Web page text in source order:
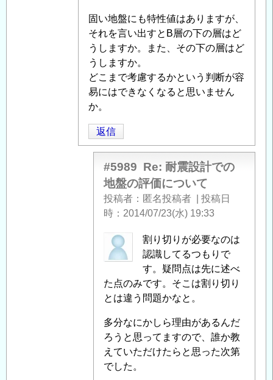
よ
る
「 Re:
耐
震
設
計
の
地
」
固い地盤にも特性値はありますが、
それを言い出すとB層の下の層はど
うしますか。また、その下の層はど
うしますか。
どこまで考慮するかという判断が容
易にはできなくなると思いません
か。
返信
#5989 Re: 耐震設計での
地盤の評価について
投稿者 匿名投稿者
投稿日
時
2014/07/23(水) 19:33
匿
名
稿
者
よ
る
「 Re:
耐
割り切りが必要なのは
認識してるつもりで
す。疑問点は先に述べ
た点のみです。そこは割り切り
とは違う問題かなと。
多分なにかしら理由があるんだ
ろうと思ってますので、誰か教
えていただけたらと思った次第
でした。